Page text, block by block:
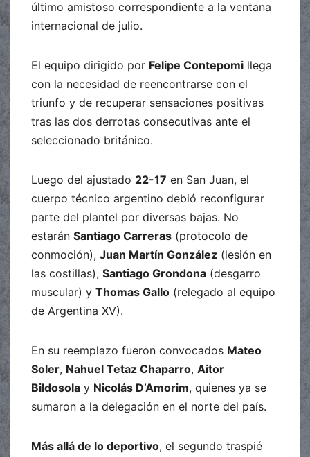
último amistoso correspondiente a la ventana
internacional de julio.
El equipo dirigido por Felipe Contepomi llega
con la necesidad de reencontrarse con el
triunfo y de recuperar sensaciones positivas
tras las dos derrotas consecutivas ante el
seleccionado británico.
Luego del ajustado 22-17 en San Juan, el
cuerpo técnico argentino debió reconfigurar
parte del plantel por diversas bajas. No
estarán Santiago Carreras (protocolo de
conmoción), Juan Martín González (lesión en
las costillas), Santiago Grondona (desgarro
muscular) y Thomas Gallo (relegado al equipo
de Argentina XV).
En su reemplazo fueron convocados Mateo
Soler, Nahuel Tetaz Chaparro, Aitor
Bildosola y Nicolás D’Amorim, quienes ya se
sumaron a la delegación en el norte del país.
Más allá de lo deportivo, el segundo traspié